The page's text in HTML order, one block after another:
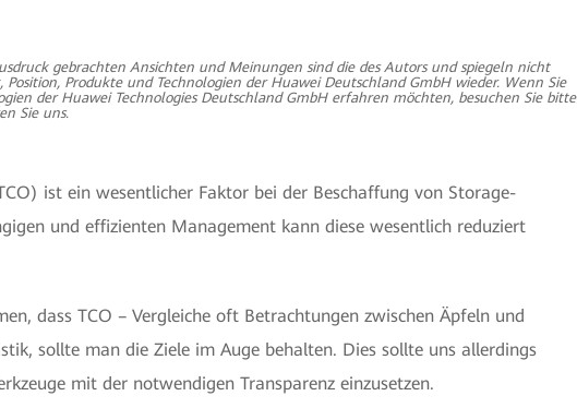
gebrachten Ansichten und Meinungen sind die des Autors und spiegeln nicht
Produkte und Technologien der Huawei Deutschland GmbH wieder. Wenn Sie
der Huawei Technologies Deutschland GmbH erfahren möchten, besuchen Sie bitte
Sie uns.
ist ein wesentlicher Faktor bei der Beschaffung von Storage-
und effizienten Management kann diese wesentlich reduziert
dass TCO – Vergleiche oft Betrachtungen zwischen Äpfeln und
sollte man die Ziele im Auge behalten. Dies sollte uns allerdings
mit der notwendigen Transparenz einzusetzen.